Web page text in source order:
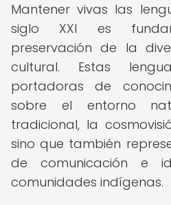
Mantener vivas las
siglo XXI es
preservación de la
cultural. Estas
portadoras de
sobre el entorno
tradicional, la
sino que también
de comunicación e
comunidades indígenas.